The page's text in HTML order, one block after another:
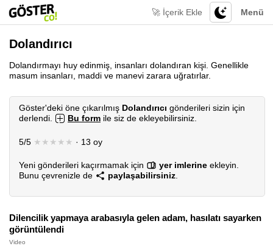
Menü
🚀 İçerik Ekle
Dolandırıcı
Dolandırmayı huy edinmiş, insanları dolandıran kişi. Genellikle
masum insanları, maddi ve manevi zarara uğratırlar.
Göster'deki öne çıkarılmış Dolandırıcı gönderileri sizin için
derlendi.
Bu form ile siz de ekleyebilirsiniz.
5/5 ★★★★★ · 13 oy
Yeni gönderileri kaçırmamak için yer imlerine ekleyin.
Bunu çevrenizle de
paylaşabilirsiniz
Dilencilik yapmaya arabasıyla gelen adam, hasılatı sayarken
görüntülendi
Video